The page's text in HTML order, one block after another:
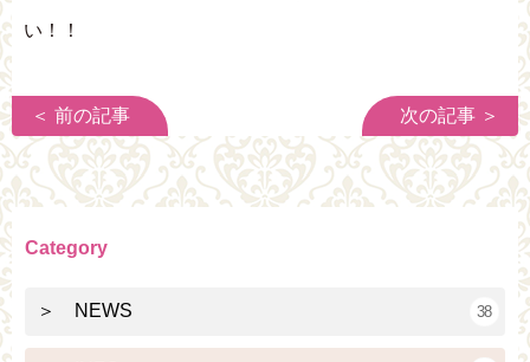
い！！
＜ 前の記事 次の記事 ＞
Category
＞ NEWS 38